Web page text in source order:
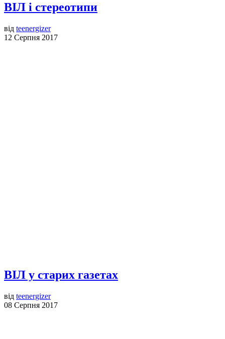
ВІЛ і стереотипи
від teenergizer
12 Серпня 2017
ВІЛ у старих газетах
від teenergizer
08 Серпня 2017